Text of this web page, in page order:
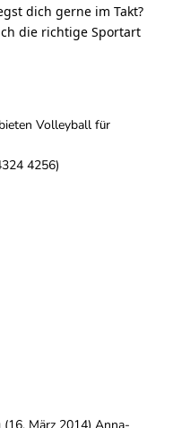
dich gerne im Takt?
die richtige Sportart
Volleyball für
4256)